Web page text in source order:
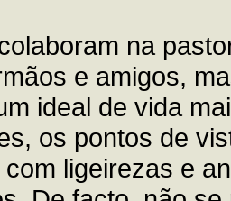
na
e amigos,
ideal de vida
os pontos de
ligeirezas e